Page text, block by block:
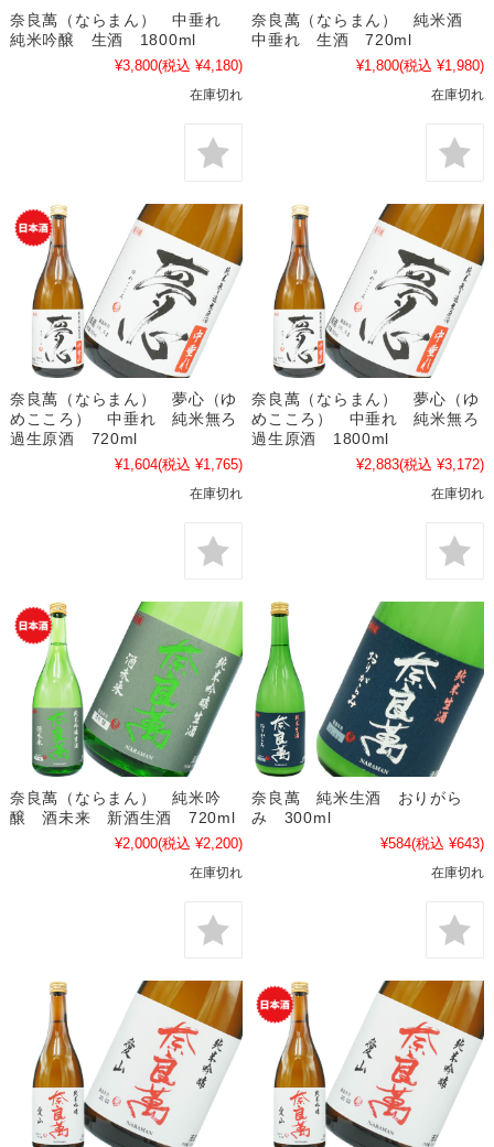
奈良萬（ならまん） 中垂れ
純米吟醸 生酒 1800ml
¥3,800(税込 ¥4,180)
在庫切れ
奈良萬（ならまん） 純米酒
中垂れ 生酒 720ml
¥1,800(税込 ¥1,980)
在庫切れ
奈良萬（ならまん） 夢心（ゆ
めこころ） 中垂れ 純米無ろ
過生原酒 720ml
¥1,604(税込 ¥1,765)
在庫切れ
奈良萬（ならまん） 夢心（ゆ
めこころ） 中垂れ 純米無ろ
過生原酒 1800ml
¥2,883(税込 ¥3,172)
在庫切れ
奈良萬（ならまん） 純米吟
醸 酒未来 新酒生酒 720ml
¥2,000(税込 ¥2,200)
在庫切れ
奈良萬 純米生酒 おりがら
み 300ml
¥584(税込 ¥643)
在庫切れ